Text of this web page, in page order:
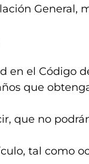
General,
en el Código
que
que no
tal como